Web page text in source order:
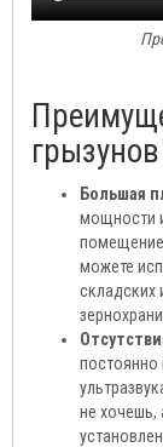
Большая
мощности
можете
складских
постоянно
не хочешь,